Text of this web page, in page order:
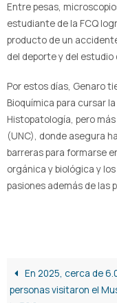
Entre pesas,
estudiante de la FCQ
producto de un
del deporte y del
Por estos días, Genaro
Bioquímica para cursar
Histopatología, pero
(UNC), donde asegura
barreras para formarse
orgánica y biológica y
pasiones además de las
En 2025, cerca de
personas visitaron el